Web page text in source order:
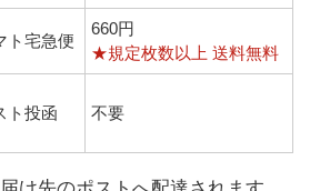
ト宅急便
660円
★規定枚数以上 送料無料
ト投函 不要